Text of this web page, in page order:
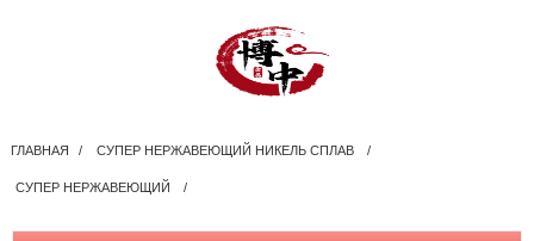
ГЛАВНАЯ СУПЕР НЕРЖАВЕЮЩИЙ НИКЕЛЬ СПЛАВ
СУПЕР НЕРЖАВЕЮЩИЙ